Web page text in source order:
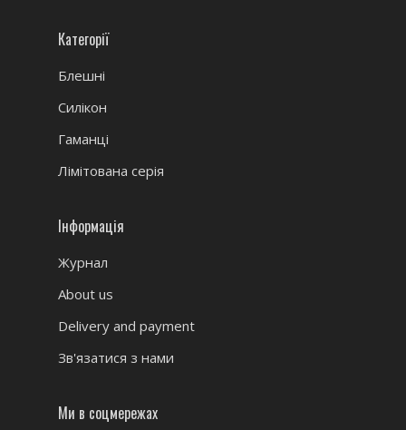
Категорії
Блешні
Силікон
Гаманці
Лімітована серія
Інформація
Журнал
About us
Delivery and payment
Зв'язатися з нами
Ми в соцмережах